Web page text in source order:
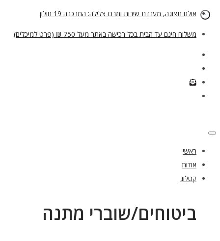
אולם תצוגה, מעבדת שירות ומרכז צלילה: המרכבה 19 חולון
משלוח חינם עד הבית בכל רכישה באתר מעל 750 ₪ (פרט למיכלים)
ראשי
אודות
קטלוג
ביטוחים/שוברי מתנה